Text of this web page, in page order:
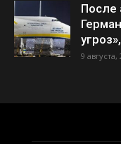
После
9 августа,